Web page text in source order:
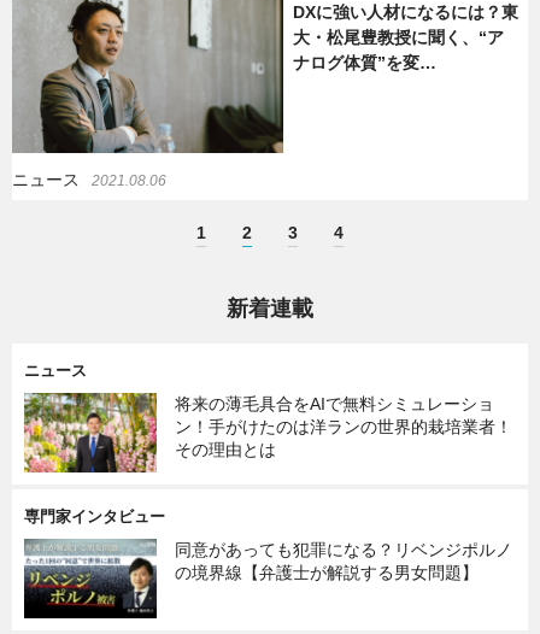
DXに強い人材になるには？東
大・松尾豊教授に聞く、“ア
ナログ体質”を変…
ニュース 2021.08.06
1 2 3 4
新着連載
ニュース
将来の薄毛具合をAIで無料シミュレーショ
ン！手がけたのは洋ランの世界的栽培業者！
その理由とは
専門家インタビュー
同意があっても犯罪になる？リベンジポルノ
の境界線【弁護士が解説する男女問題】